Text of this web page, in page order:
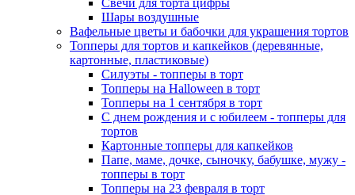
Свечи для торта цифры
Шары воздушные
Вафельные цветы и бабочки для украшения тортов
Топперы для тортов и капкейков (деревянные,
картонные, пластиковые)
Силуэты - топперы в торт
Топперы на Halloween в торт
Топперы на 1 сентября в торт
С днем рождения и с юбилеем - топперы для
тортов
Картонные топперы для капкейков
Папе, маме, дочке, сыночку, бабушке, мужу -
топперы в торт
Топперы на 23 февраля в торт